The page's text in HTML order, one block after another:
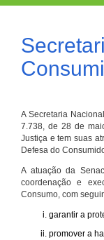
A Secretaria
7.738, de 28 de
Justiça e tem suas
Defesa do
A atuação da
coordenação e
Consumo, com
garantir a
promover a